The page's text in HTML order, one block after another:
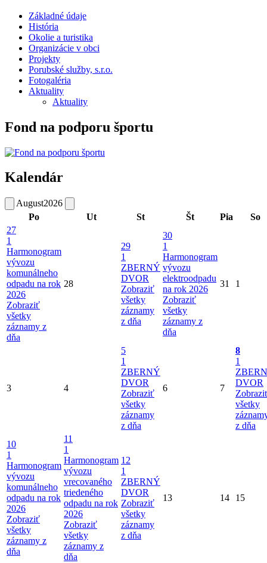
Základné údaje
História
Okolie a turistika
Organizácie v obci
Projekty
Porubské služby, s.r.o.
Fotogaléria
Aktuality
Aktuality
Fond na podporu športu
Kalendár
August2026
Po
Ut St Št Pia
So
27
1
Harmonogram
vývozu
komunálneho
odpadu na rok
2026
Zobraziť
všetky
záznamy z
dňa
28
29
1
ZBERNÝ
DVOR
Zobraziť
všetky
záznamy
z dňa
30
1
Harmonogram
vývozu
elektroodpadu
na rok 2026
Zobraziť
všetky
záznamy z
dňa
31 1
3 4
5
1
ZBERNÝ
DVOR
Zobraziť
všetky
záznamy
z dňa
6 7
8
1
DVOR
všetky
z dňa
10
1
Harmonogram
vývozu
komunálneho
odpadu na rok
2026
Zobraziť
všetky
záznamy z
dňa
11
1
Harmonogram
vývozu
vrecovaného
triedeného
odpadu na rok
2026
Zobraziť
všetky
záznamy z
dňa
12
1
ZBERNÝ
DVOR
Zobraziť
všetky
záznamy
z dňa
13 14 15